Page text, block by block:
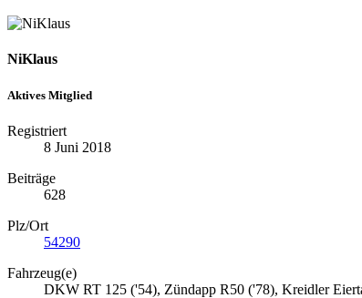
NiKlaus
Aktives Mitglied
Registriert
8 Juni 2018
Beiträge
628
Plz/Ort
54290
Fahrzeug(e)
DKW RT 125 ('54), Zündapp R50 ('78), Kreidler